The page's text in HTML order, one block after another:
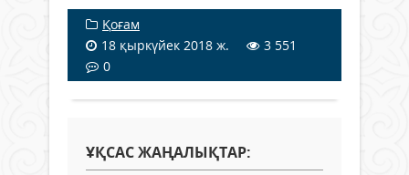
Қоғам
18 қыркүйек 2018 ж.
3 551
0
ҰҚСАС ЖАҢАЛЫҚТАР: